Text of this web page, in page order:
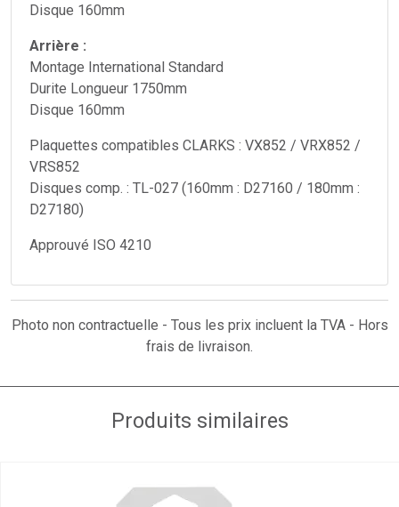
Disque 160mm
Arrière :
Montage International Standard
Durite Longueur 1750mm
Disque 160mm
Plaquettes compatibles CLARKS : VX852 / VRX852 /
VRS852
Disques comp. : TL-027 (160mm : D27160 / 180mm :
D27180)
Approuvé ISO 4210
Photo non contractuelle - Tous les prix incluent la TVA - Hors
frais de livraison.
Produits similaires